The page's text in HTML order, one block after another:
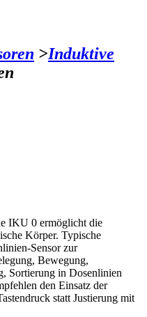
>Induktive
IKU 0 ermöglicht die
Körper. Typische
Sensor zur
Bewegung,
Sortierung in Dosenlinien
den Einsatz der
statt Justierung mit